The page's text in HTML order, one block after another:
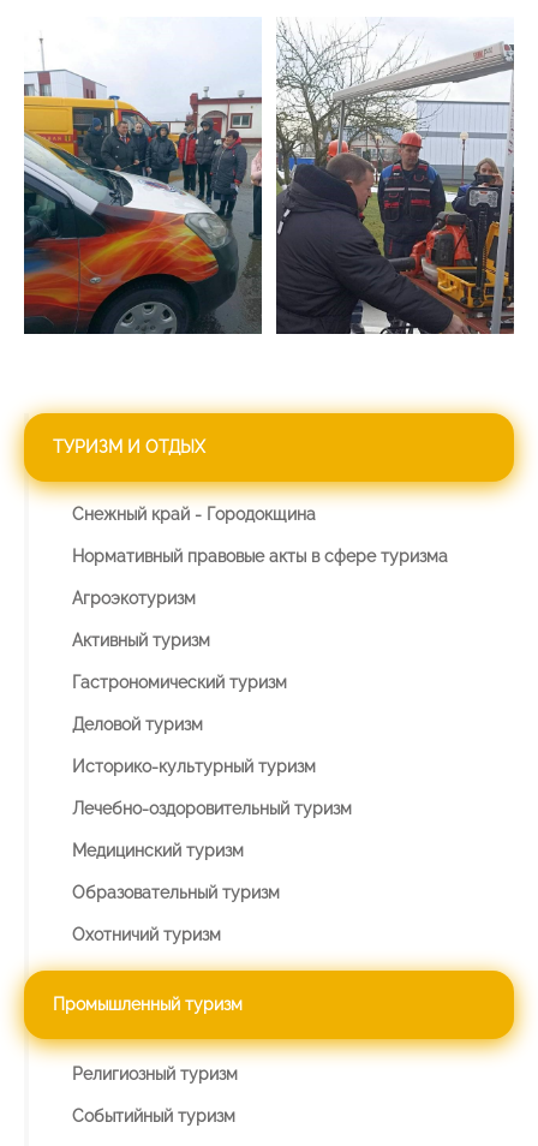
ТУРИЗМ И ОТДЫХ
Снежный край - Городокщина
Нормативный правовые акты в сфере туризма
Агроэкотуризм
Активный туризм
Гастрономический туризм
Деловой туризм
Историко-культурный туризм
Лечебно-оздоровительный туризм
Медицинский туризм
Образовательный туризм
Охотничий туризм
Промышленный туризм
Религиозный туризм
Событийный туризм